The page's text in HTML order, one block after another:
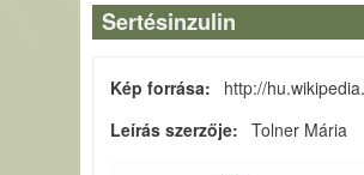
Sertésinzulin
Kép forrása
http://
Leírás szerzője
Tolner Mária